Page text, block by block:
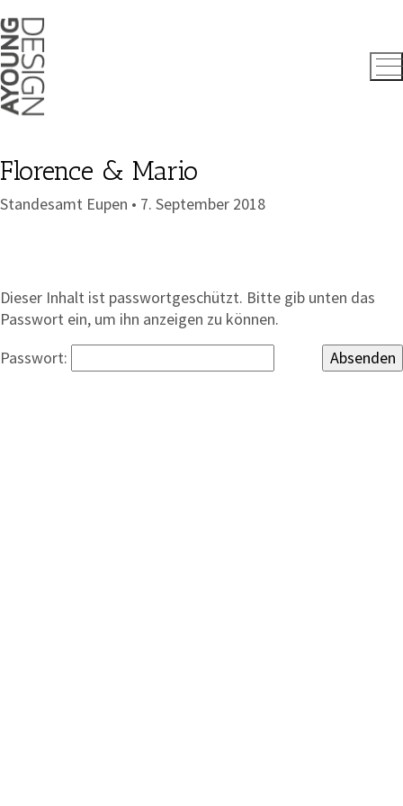
Florence & Mario
Standesamt Eupen • 7. September 2018
Dieser Inhalt ist passwortgeschützt. Bitte gib unten das
Passwort ein, um ihn anzeigen zu können.
Passwort: